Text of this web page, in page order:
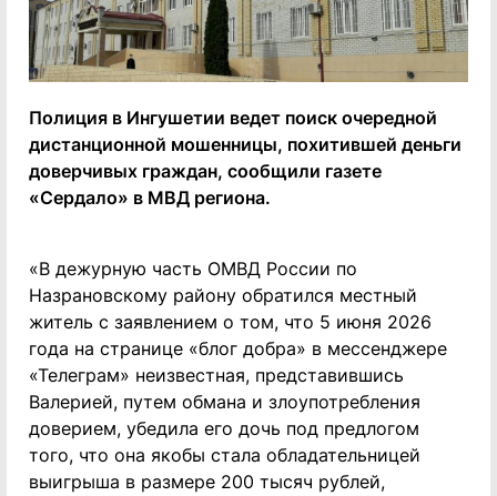
Полиция в Ингушетии ведет поиск очередной
дистанционной мошенницы, похитившей деньги
доверчивых граждан, сообщили газете
«Сердало» в МВД региона.
«В дежурную часть ОМВД России по
Назрановскому району обратился местный
житель с заявлением о том, что 5 июня 2026
года на странице «блог добра» в мессенджере
«Телеграм» неизвестная, представившись
Валерией, путем обмана и злоупотребления
доверием, убедила его дочь под предлогом
того, что она якобы стала обладательницей
выигрыша в размере 200 тысяч рублей,